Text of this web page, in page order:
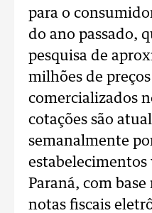
para o
do ano passado,
pesquisa de
milhões de
comercializados
cotações são
semanalmente
estabelecimentos
Paraná, com
notas fiscais